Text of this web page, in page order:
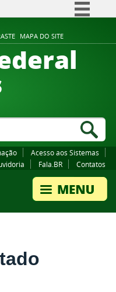
MAPA DO SITE
Comunica BR
Participe
Canais
Acesso aos Sistemas
Fala.BR Contatos